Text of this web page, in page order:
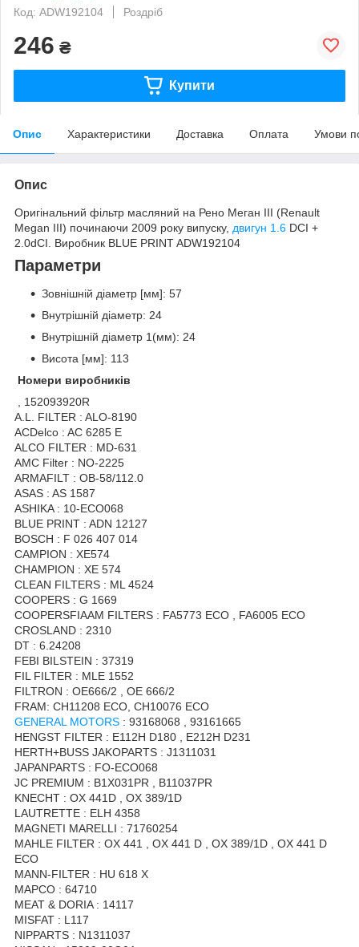
Код: ADW192104
Роздріб
246 ₴
Купити
Опис Характеристики Доставка Оплата Умови
Опис
Оригінальний фільтр масляний на Рено Меган III (Renault
Megan III) починаючи 2009 року випуску, двигун 1.6 DCI +
2.0dCI. Виробник BLUE PRINT ADW192104
Параметри
Зовнішній діаметр [мм]: 57
Внутрішній діаметр: 24
Внутрішній діаметр 1(мм): 24
Висота [мм]: 113
Номери виробників
, 152093920R
A.L. FILTER : ALO-8190
ACDelco : AC 6285 E
ALCO FILTER : MD-631
AMC Filter : NO-2225
ARMAFILT : OB-58/112.0
ASAS : AS 1587
ASHIKA : 10-ECO068
BLUE PRINT : ADN 12127
BOSCH : F 026 407 014
CAMPION : XE574
CHAMPION : XE 574
CLEAN FILTERS : ML 4524
COOPERS : G 1669
COOPERSFIAAM FILTERS : FA5773 ECO , FA6005 ECO
CROSLAND : 2310
DT : 6.24208
FEBI BILSTEIN : 37319
FIL FILTER : MLE 1552
FILTRON : OE666/2 , OE 666/2
FRAM: CH11208 ECO, CH10076 ECO
GENERAL MOTORS : 93168068 , 93161665
HENGST FILTER : E112H D180 , E212H D231
HERTH+BUSS JAKOPARTS : J1311031
JAPANPARTS : FO-ECO068
JC PREMIUM : B1X031PR , B11037PR
KNECHT : OX 441D , OX 389/1D
LAUTRETTE : ELH 4358
MAGNETI MARELLI : 71760254
MAHLE FILTER : OX 441 , OX 441 D , OX 389/1D , OX 441 D
ECO
MANN-FILTER : HU 618 X
MAPCO : 64710
MEAT & DORIA : 14117
MISFAT : L117
NIPPARTS : N1311037